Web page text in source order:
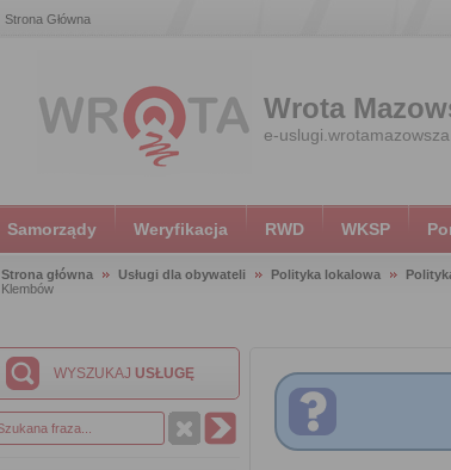
Strona Główna
Wrota
e-
Samorządy Weryfikacja RWD WKSP
Strona główna Usługi dla obywateli Polityka lokalowa
Klembów
WYSZUKAJ USŁUGĘ